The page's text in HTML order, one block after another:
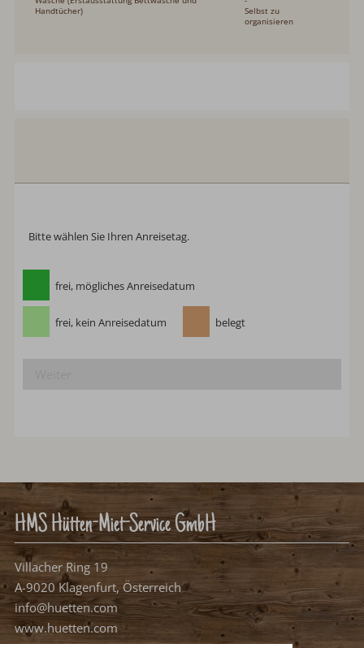
Handtücher)
Selbst zu
organisieren
Bitte wählen Sie Ihren Anreisetag.
frei, mögliches Anreisedatum
HMS Hütten-Miet-Service GmbH
Villacher Ring 19
A-9020 Klagenfurt, Österreich